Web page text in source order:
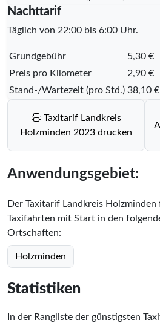
Nachttarif
Täglich von 22:00 bis 6:00 Uhr.
Grundgebühr
5,30 €
Preis pro Kilometer
2,90 €
Stand-/Wartezeit (pro Std.) 38,10 €
Taxitarif Landkreis
Holzminden 2023 drucken
Anwendungsgebiet:
Der Taxitarif Landkreis
Taxifahrten mit Start in den
Ortschaften:
Holzminden
Statistiken
In der Rangliste der günstigsten